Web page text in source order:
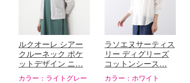
ルクオーレ シアー
クルーネック ポケ
ットデザイン ニ…
カラー： ライトグレー
ラソエヌサーティス
リー ディグリーズ
コットンシース…
カラー： ホワイト